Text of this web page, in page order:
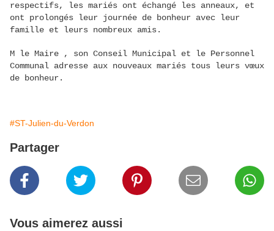
respectifs, les mariés ont échangé les anneaux, et
ont prolongés leur journée de bonheur avec leur
famille et leurs nombreux amis.
M le Maire , son Conseil Municipal et le Personnel
Communal adresse aux nouveaux mariés tous leurs vœux
de bonheur.
#ST-Julien-du-Verdon
Partager
Vous aimerez aussi